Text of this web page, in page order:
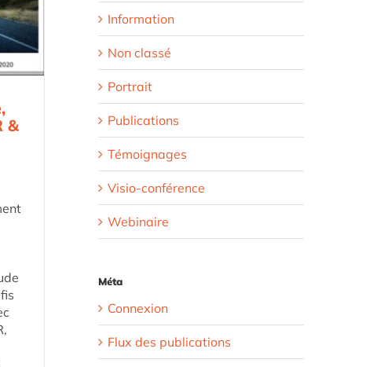
&
Information
Non classé
Portrait
Publications
Témoignages
Visio-conférence
Webinaire
Méta
Connexion
Flux des publications